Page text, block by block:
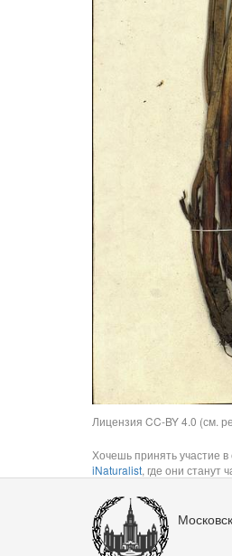
Лицензия CC-BY 4.0 (см.
Хочешь принять участие
iNaturalist, где они станут